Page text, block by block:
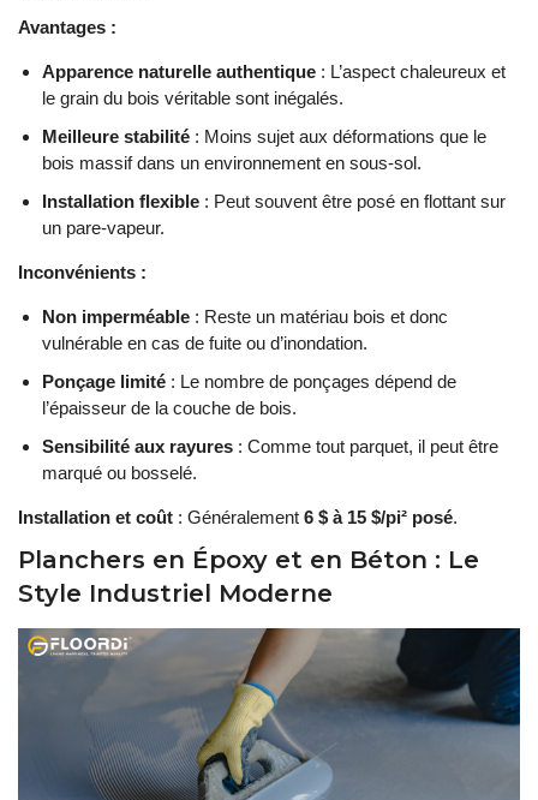
Avantages :
Apparence naturelle authentique : L’aspect chaleureux et
le grain du bois véritable sont inégalés.
Meilleure stabilité : Moins sujet aux déformations que le
bois massif dans un environnement en sous-sol.
Installation flexible : Peut souvent être posé en flottant sur
un pare-vapeur.
Inconvénients :
Non imperméable : Reste un matériau bois et donc
vulnérable en cas de fuite ou d’inondation.
Ponçage limité : Le nombre de ponçages dépend de
l’épaisseur de la couche de bois.
Sensibilité aux rayures : Comme tout parquet, il peut être
marqué ou bosselé.
Installation et coût : Généralement 6 $ à 15 $/pi² posé.
Planchers en Époxy et en Béton : Le
Style Industriel Moderne